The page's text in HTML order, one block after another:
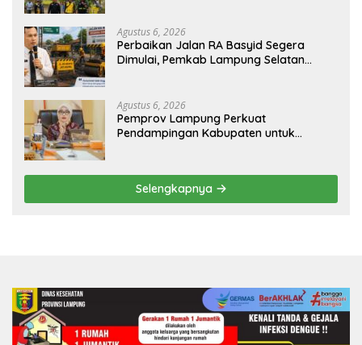
Agustus 6, 2026
Perbaikan Jalan RA Basyid Segera
Dimulai, Pemkab Lampung Selatan
Agustus 6, 2026
Pemprov Lampung Perkuat
Pendampingan Kabupaten untuk
Selengkapnya